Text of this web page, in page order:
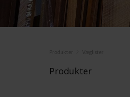
Produkter